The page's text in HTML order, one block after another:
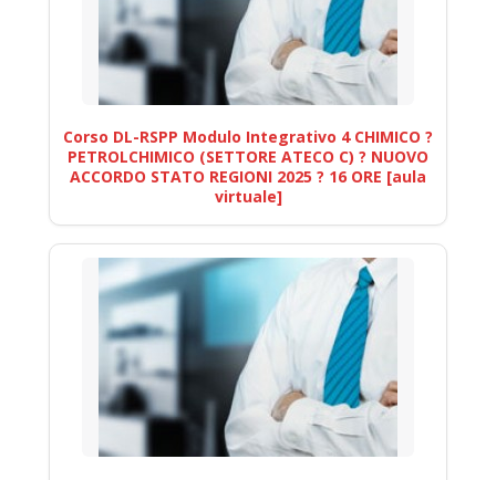
Corso DL-RSPP Modulo Integrativo 4 CHIMICO ?
PETROLCHIMICO (SETTORE ATECO C) ? NUOVO
ACCORDO STATO REGIONI 2025 ? 16 ORE [aula
virtuale]